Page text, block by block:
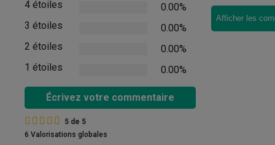
4 étoiles
0.00%
3 étoiles
0.00%
2 étoiles
0.00%
1 étoiles
0.00%
Écrivez votre commentaire
5 de 5
6 Valorisations globales
Afficher les